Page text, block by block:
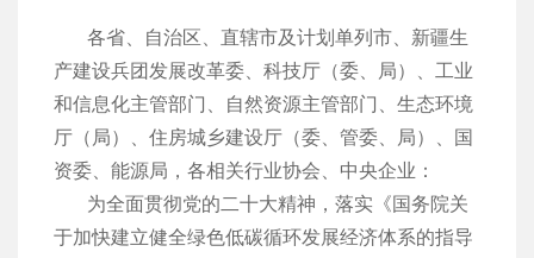
各省、自治区、直辖市及计划单列市、新疆生
产建设兵团发展改革委、科技厅（委、局）、工业
和信息化主管部门、自然资源主管部门、生态环境
厅（局）、住房城乡建设厅（委、管委、局）、国
资委、能源局，各相关行业协会、中央企业：
为全面贯彻党的二十大精神，落实《国务院关
于加快建立健全绿色低碳循环发展经济体系的指导